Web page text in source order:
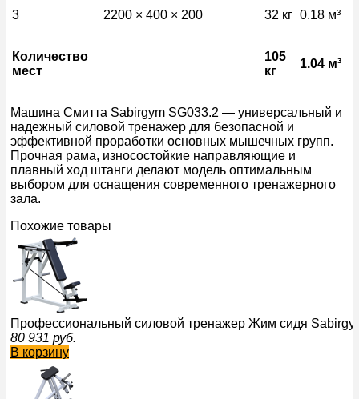
3 2200 × 400 × 200 32 кг 0.18 м³
Количество
мест
105
кг
1.04 м³
Машина Смитта Sabirgym SG033.2 — универсальный и
надежный силовой тренажер для безопасной и
эффективной проработки основных мышечных групп.
Прочная рама, износостойкие направляющие и
плавный ход штанги делают модель оптимальным
выбором для оснащения современного тренажерного
зала.
Похожие товары
Профессиональный силовой тренажер Жим сидя
80 931 руб.
В корзину